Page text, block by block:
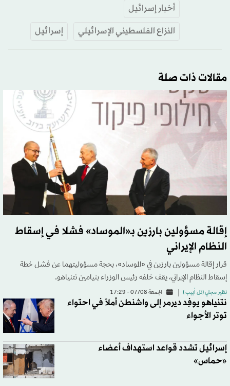
أخبار إسرائيل
النزاع الفلسطيني الإسرائيلي
إسرائيل
مقالات ذات صلة
إقالة مسؤولين بارزين بـ«الموساد» فشلا في إسقاط
النظام الإيراني
قرار إقالة مسؤولين بارزين في «الموساد»، بحجة مسؤوليتهما عن فشل خطة
إسقاط النظام الإيراني، يقف خلفه رئيس الوزراء بنيامين نتنياهو.
نظير مجلي (تل أبيب ) الجمعة 07/08 - 17:29
نتنياهو يوفِد ديرمر إلى واشنطن أملاً في احتواء
توتر الأجواء
إسرائيل تشدد قواعد استهداف أعضاء
«حماس»